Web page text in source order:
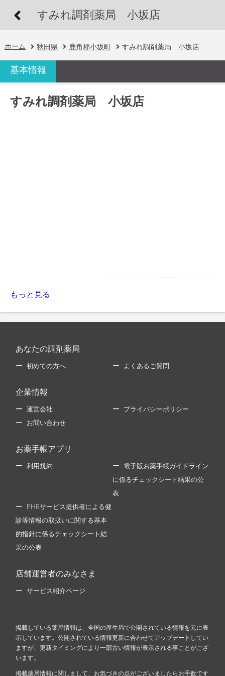
すみれ調剤薬局 小坂店
ホーム 秋田県 鹿角郡小坂町 すみれ調剤薬局 小坂店
基本情報
すみれ調剤薬局 小坂店
もっと見る
あなたの調剤薬局
初めての方へ よくあるご質問
企業情報
運営会社 プライバシーポリシー
お問い合わせ
お薬手帳アプリ
利用規約 電子版お薬手帳ガイドライン
に係るチェックシート結果の公
表
PHRサービス提供者による健
診等情報の取扱いに関する基本
的指針に係るチェックシート結
果の公表
店舗運営者のみなさま
サービス紹介ページ
掲載している薬局情報は、全国の厚生局で公開されている情報を元に表
示しています。公開されている情報更新に合わせてアップデートしてい
ますが、更新タイミングにより一部古い情報が表示される事ことがござ
います。
掲載薬局情報に関しまして、お気づきの点がございましたらお手数です